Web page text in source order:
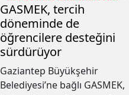
GASMEK, tercih
döneminde de
öğrencilere desteğini
sürdürüyor
Gaziantep Büyükşehir
Belediyesi’ne bağlı GASMEK,